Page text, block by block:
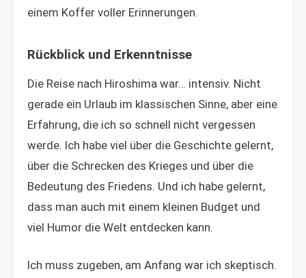
einem Koffer voller Erinnerungen.
Rückblick und Erkenntnisse
Die Reise nach Hiroshima war… intensiv. Nicht
gerade ein Urlaub im klassischen Sinne, aber eine
Erfahrung, die ich so schnell nicht vergessen
werde. Ich habe viel über die Geschichte gelernt,
über die Schrecken des Krieges und über die
Bedeutung des Friedens. Und ich habe gelernt,
dass man auch mit einem kleinen Budget und
viel Humor die Welt entdecken kann.
Ich muss zugeben, am Anfang war ich skeptisch.